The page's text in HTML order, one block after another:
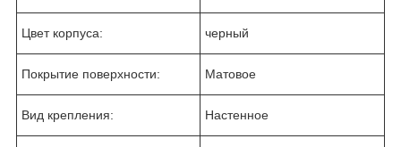
Цвет корпуса: черный
Покрытие поверхности: Матовое
Вид крепления: Настенное